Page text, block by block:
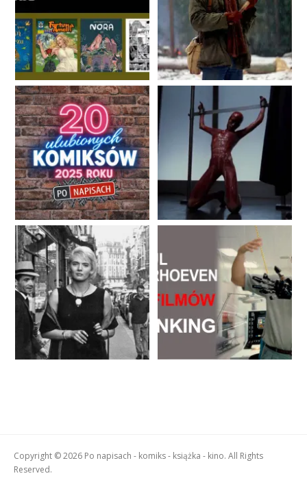
Copyright © 2026 Po napisach - komiks - książka - kino. All Rights
Reserved.